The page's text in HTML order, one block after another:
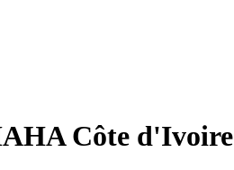
Côte d'Ivoire